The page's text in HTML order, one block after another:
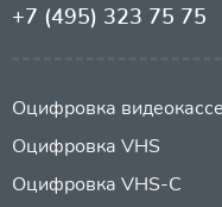
+7 (495) 323 75 75
Оцифровка
Оцифровка VHS
Оцифровка VHS-C